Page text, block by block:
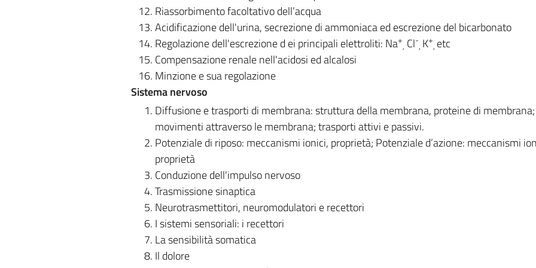
Riassorbimento facoltativo dell’acqua
Acidificazione dell'urina, secrezione di ammoniaca ed escrezione del bicarbonato
Regolazione dell'escrezione d ei principali elettroliti: Na+
, Cl-
, K+
, etc
Compensazione renale nell'acidosi ed alcalosi
Minzione e sua regolazione
Sistema nervoso
Diffusione e trasporti di membrana: struttura della membrana, proteine di membrana;
movimenti attraverso le membrana; trasporti attivi e passivi.
Potenziale di riposo: meccanismi ionici, proprietà; Potenziale d’azione: meccanismi
proprietà
Conduzione dell'impulso nervoso
Trasmissione sinaptica
Neurotrasmettitori, neuromodulatori e recettori
I sistemi sensoriali: i recettori
La sensibilità somatica
Il dolore